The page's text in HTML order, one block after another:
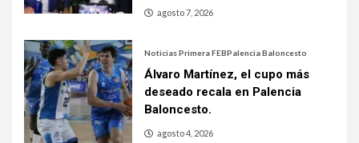
agosto 7, 2026
Noticias Primera FEBPalencia Baloncesto
Álvaro Martínez, el cupo más
deseado recala en Palencia
Baloncesto.
agosto 4, 2026